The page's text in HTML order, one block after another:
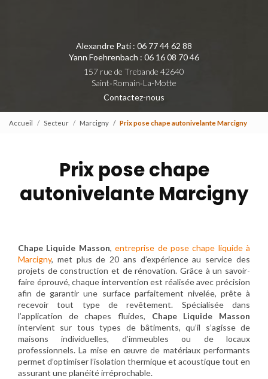
Alexandre Pati : 06 77 44 62 88
Yann Foehrenbach : 06 16 08 70 46
157 rue de Trebande 42640
Saint‑Romain‑La-Motte
Contactez-nous
Accueil Secteur Marcigny Prix pose chape autonivelante Marcigny
Prix pose chape
autonivelante Marcigny
Chape Liquide Masson,entreprise de pose chape liquide à
Marcigny, met plus de 20 ans d’expérience au service des
projets de construction et de rénovation. Grâce à un savoir-
faire éprouvé, chaque intervention est réalisée avec précision
afin de garantir une surface parfaitement nivelée, prête à
recevoir tout type de revêtement. Spécialisée dans
l’application de chapes fluides, Chape Liquide Masson
intervient sur tous types de bâtiments, qu’il s’agisse de
maisons individuelles, d’immeubles ou de locaux
professionnels. La mise en œuvre de matériaux performants
permet d’optimiser l’isolation thermique et acoustique tout en
assurant une planéité irréprochable.